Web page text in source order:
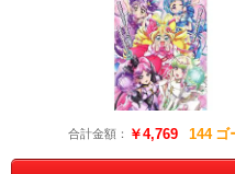
合計金額： ￥4,769 144 ゴ